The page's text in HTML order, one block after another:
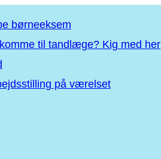
børneeksem
til tandlæge? Kig med her
på værelset